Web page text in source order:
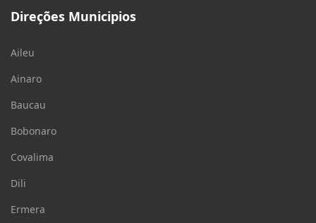
Direções Municipios
Aileu
Ainaro
Baucau
Bobonaro
Covalima
Dili
Ermera